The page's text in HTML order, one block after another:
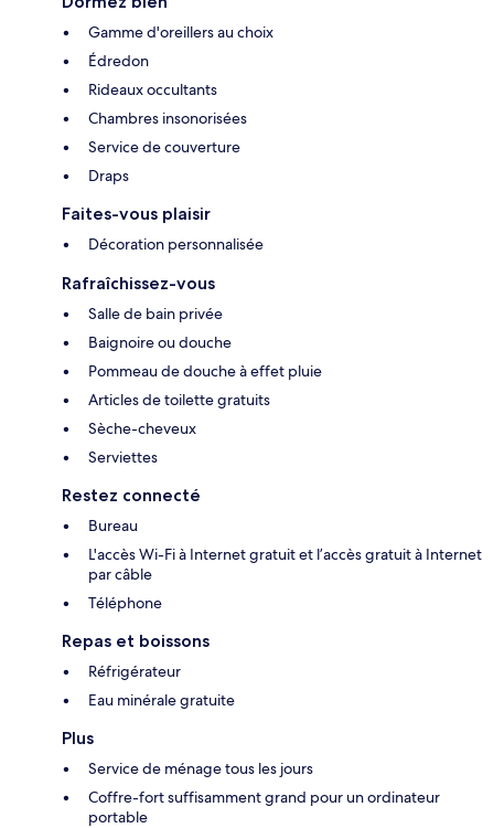
Gamme d'oreillers au choix
Édredon
Rideaux occultants
Chambres insonorisées
Service de couverture
Draps
Faites-vous plaisir
Décoration personnalisée
Rafraîchissez-vous
Salle de bain privée
Baignoire ou douche
Pommeau de douche à effet pluie
Articles de toilette gratuits
Sèche-cheveux
Serviettes
Restez connecté
Bureau
L'accès Wi-Fi à Internet gratuit et l’accès gratuit à Internet
par câble
Téléphone
Repas et boissons
Réfrigérateur
Eau minérale gratuite
Plus
Service de ménage tous les jours
Coffre-fort suffisamment grand pour un ordinateur
portable